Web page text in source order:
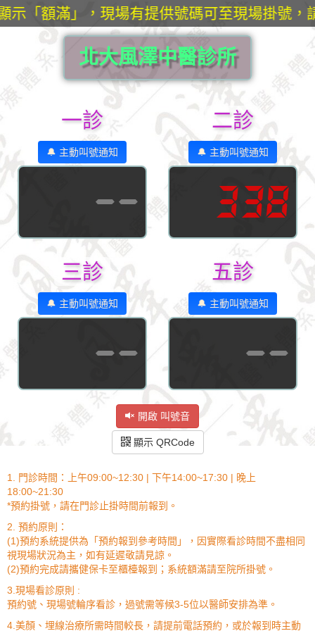
「額滿」，現場有提供號碼可至現場掛號，
北大風澤中醫診所
一診
🔔 主動叫號通知
--
二診
🔔 主動叫號通知
338
三診
🔔 主動叫號通知
--
五診
🔔 主動叫號通知
--
開啟 叫號音
顯示 QRCode
1. 門診時間：上午09:00~12:30 | 下午14:00~17:30 | 晚上
18:00~21:30
*預約掛號，請在門診止掛時間前報到。
2. 預約原則：
(1)預約系統提供為「預約報到參考時間」，因實際看診時間不盡相同
視現場狀況為主，如有延遲敬請見諒。
(2)預約完成請攜健保卡至櫃檯報到；系統額滿請至院所掛號。
3.現場看診原則 :
預約號、現場號輪序看診，過號需等候3-5位以醫師安排為準。
4.美顏、埋線治療所需時間較長，請提前電話預約，或於報到時主動